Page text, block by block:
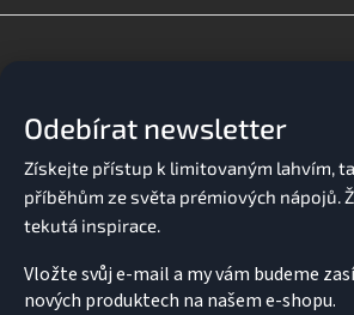
Odebírat newsletter
Vložte svůj e-mail a my vám budeme
nových produktech na našem e-shopu.